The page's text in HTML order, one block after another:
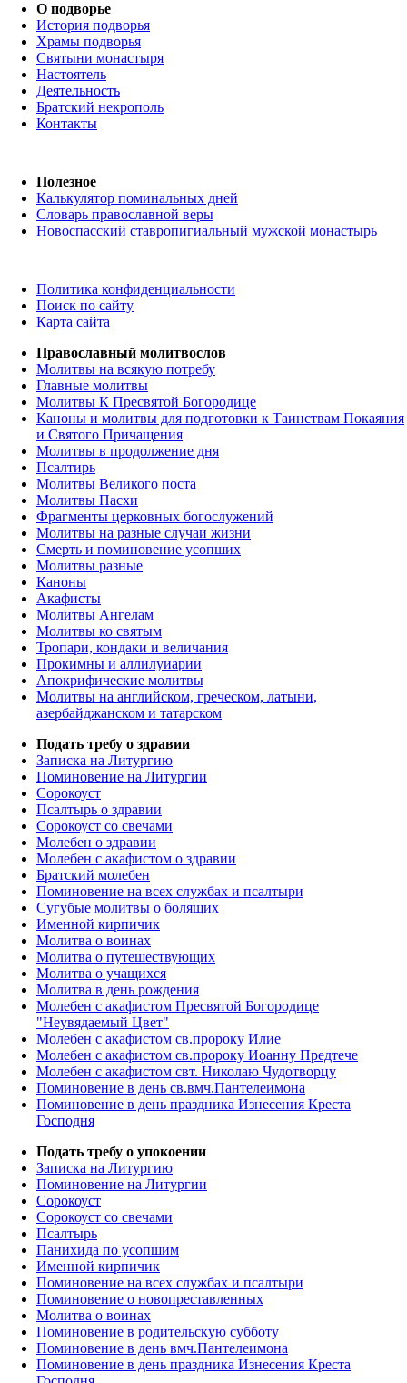
О подворье
История подворья
Храмы подворья
Святыни монастыря
Настоятель
Деятельность
Братский некрополь
Контакты
Полезное
Калькулятор поминальных дней
Словарь православной веры
Новоспасский ставропигиальный мужской монастырь
Политика конфиденциальности
Поиск по сайту
Карта сайта
Православный молитвослов
Молитвы на всякую потребу
Главные молитвы
Молитвы К Пресвятой Богородице
Каноны и молитвы для подготовки к Таинствам Покаяния
и Святого Причащения
Молитвы в продолжение дня
Псалтирь
Молитвы Великого поста
Молитвы Пасхи
Фрагменты церковных богослужений
Молитвы на разные случаи жизни
Смерть и поминовение усопших
Молитвы разные
Каноны
Акафисты
Молитвы Ангелам
Молитвы ко святым
Тропари, кондаки и величания
Прокимны и аллилуиарии
Апокрифические молитвы
Молитвы на английском, греческом, латыни,
азербайджанском и татарском
Подать требу о здравии
Записка на Литургию
Поминовение на Литургии
Сорокоуст
Псалтырь о здравии
Сорокоуст со свечами
Молебен о здравии
Молебен с акафистом о здравии
Братский молебен
Поминовение на всех службах и псалтыри
Сугубые молитвы о болящих
Именной кирпичик
Молитва о воинах
Молитва о путешествующих
Молитва о учащихся
Молитва в день рождения
Молебен с акафистом Пресвятой Богородице
"Неувядаемый Цвет"
Молебен с акафистом св.пророку Илие
Молебен с акафистом св.пророку Иоанну Предтече
Молебен с акафистом свт. Николаю Чудотворцу
Поминовение в день св.вмч.Пантелеимона
Поминовение в день праздника Изнесения Креста
Господня
Подать требу о упокоении
Записка на Литургию
Поминовение на Литургии
Сорокоуст
Сорокоуст со свечами
Псалтырь
Панихида по усопшим
Именной кирпичик
Поминовение на всех службах и псалтыри
Поминовение о новопреставленных
Молитва о воинах
Поминовение в родительскую субботу
Поминовение в день вмч.Пантелеимона
Поминовение в день праздника Изнесения Креста